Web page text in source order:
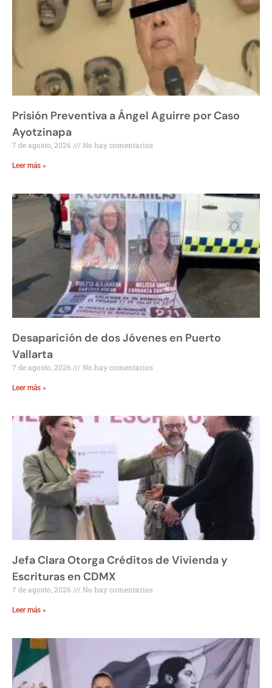
Prisión Preventiva a Ángel Aguirre por Caso
Ayotzinapa
7 de agosto, 2026 No hay comentarios
Leer más »
Desaparición de dos Jóvenes en Puerto
Vallarta
7 de agosto, 2026 No hay comentarios
Leer más »
Jefa Clara Otorga Créditos de Vivienda y
Escrituras en CDMX
7 de agosto, 2026 No hay comentarios
Leer más »